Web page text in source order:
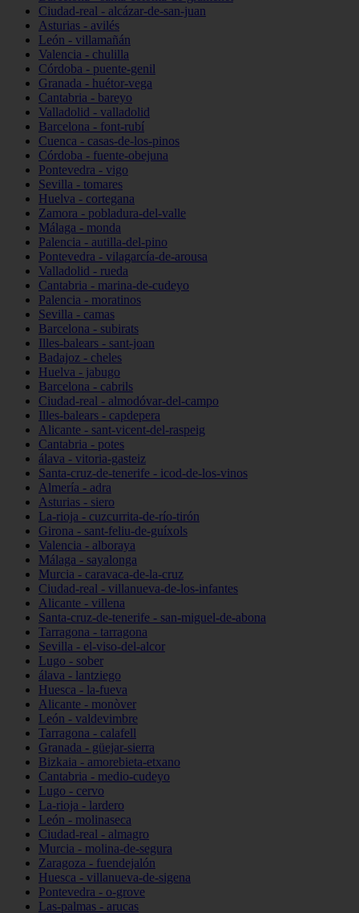
Ciudad-real - alcázar-de-san-juan
Asturias - avilés
León - villamañán
Valencia - chulilla
Córdoba - puente-genil
Granada - huétor-vega
Cantabria - bareyo
Valladolid - valladolid
Barcelona - font-rubí
Cuenca - casas-de-los-pinos
Córdoba - fuente-obejuna
Pontevedra - vigo
Sevilla - tomares
Huelva - cortegana
Zamora - pobladura-del-valle
Málaga - monda
Palencia - autilla-del-pino
Pontevedra - vilagarcía-de-arousa
Valladolid - rueda
Cantabria - marina-de-cudeyo
Palencia - moratinos
Sevilla - camas
Barcelona - subirats
Illes-balears - sant-joan
Badajoz - cheles
Huelva - jabugo
Barcelona - cabrils
Ciudad-real - almodóvar-del-campo
Illes-balears - capdepera
Alicante - sant-vicent-del-raspeig
Cantabria - potes
álava - vitoria-gasteiz
Santa-cruz-de-tenerife - icod-de-los-vinos
Almería - adra
Asturias - siero
La-rioja - cuzcurrita-de-río-tirón
Girona - sant-feliu-de-guíxols
Valencia - alboraya
Málaga - sayalonga
Murcia - caravaca-de-la-cruz
Ciudad-real - villanueva-de-los-infantes
Alicante - villena
Santa-cruz-de-tenerife - san-miguel-de-abona
Tarragona - tarragona
Sevilla - el-viso-del-alcor
Lugo - sober
álava - lantziego
Huesca - la-fueva
Alicante - monòver
León - valdevimbre
Tarragona - calafell
Granada - güejar-sierra
Bizkaia - amorebieta-etxano
Cantabria - medio-cudeyo
Lugo - cervo
La-rioja - lardero
León - molinaseca
Ciudad-real - almagro
Murcia - molina-de-segura
Zaragoza - fuendejalón
Huesca - villanueva-de-sigena
Pontevedra - o-grove
Las-palmas - arucas